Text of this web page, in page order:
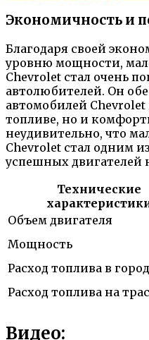
Экономичность и
Благодаря своей
уровню мощности,
Chevrolet стал очень
автолюбителей. Он
автомобилей
топливе, но и
неудивительно, что
Chevrolet стал одним
успешных двигателей
Технические
Объем двигателя
Мощность
Расход топлива в
Расход топлива на
Видео: